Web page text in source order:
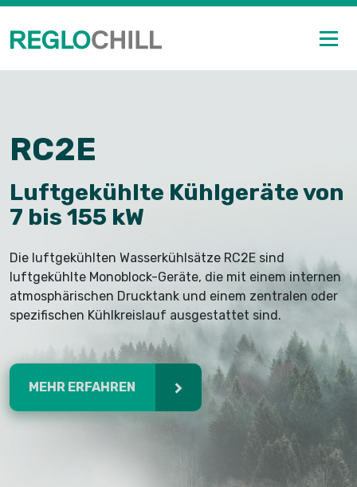
RC2E
Luftgekühlte Kühlgeräte von
7 bis 155 kW
Die luftgekühlten Wasserkühlsätze RC2E sind
luftgekühlte Monoblock-Geräte, die mit einem internen
atmosphärischen Drucktank und einem zentralen oder
spezifischen Kühlkreislauf ausgestattet sind.
MEHR ERFAHREN